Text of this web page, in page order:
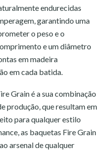
endurecidas
garantindo uma
o peso e o
e um diâmetro
em madeira
em cada batida.
Grain é a sua combinação
produção, que resultam em
para qualquer estilo
as baquetas Fire Grain
arsenal de qualquer